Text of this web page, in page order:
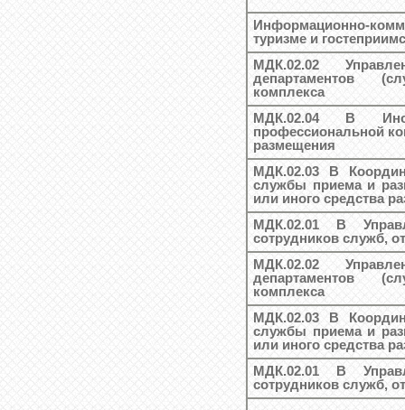
Информационно-
туризме и
МДК.02.02
департаментов
комплекса
МДК.02.04 В
профессиональной
размещения
МДК.02.03 В
службы приема и
или иного средства
МДК.02.01 В
сотрудников служб,
МДК.02.02
департаментов
комплекса
МДК.02.03 В
службы приема и
или иного средства
МДК.02.01 В
сотрудников служб,